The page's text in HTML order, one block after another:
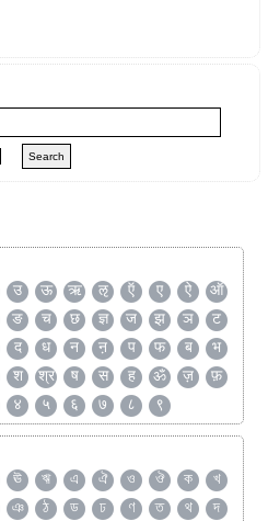
उ ऊ ऋ ऌ ऍ ए ऐ
ऑ
ङ च छ ज्ञ ज झ ञ
ट
द ध न ऩ प फ ब
भ
श श्र ष स ह ॐ ज़
फ़
४ ५ ६ ७ ८ ९
ঊ ঋ এ ঐ ও ঔ ক
খ
ঞ ঠ ড ঢ ণ ত থ
দ